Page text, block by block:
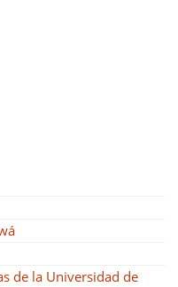
de la Universidad de